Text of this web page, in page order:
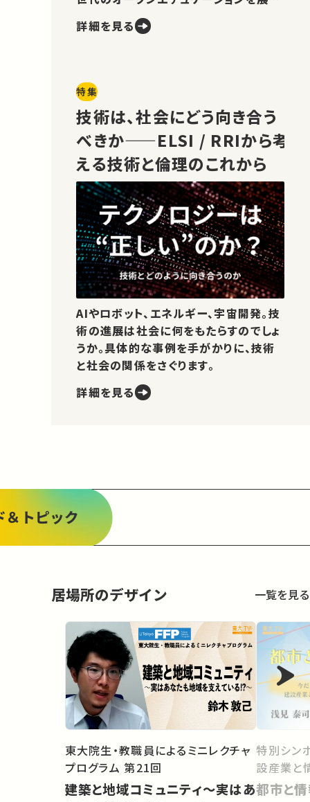
詳細を見る
特集
技術は、社会にどう向き合う
べきか——ELSI / RRIから考
える技術と倫理のこれから
AIやロボット、エネルギー、宇宙開発。技
術の進展は社会に何をもたらすのでしょ
うか。具体的な事例を手がかりに、技術
と社会の関係をさぐります。
詳細を見る
＆トピック
居場所のデザイン 一覧を見る
東大院生・教職員によるミニレクチャ
プログラム 第21回
建築と地域コミュニティ～実はあ
特別シン
設産業と
都市と